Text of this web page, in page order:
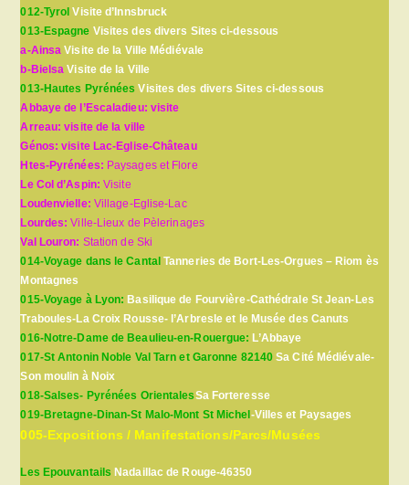
012-Tyrol Visite d’Innsbruck
013-Espagne Visites des divers Sites ci-dessous
a-Ainsa Visite de la Ville Médiévale
b-Bielsa Visite de la Ville
013-Hautes Pyrénées Visites des divers Sites ci-dessous
Abbaye de l’Escaladieu: visite
Arreau: visite de la ville
Génos: visite Lac-Eglise-Château
Htes-Pyrénées: Paysages et Flore
Le Col d’Aspin:Visite
Loudenvielle: Village-Eglise-Lac
Lourdes:Ville-Lieux de Pèlerinages
Val Louron: Station de Ski
014-Voyage dans le CantalTanneries de Bort-Les-Orgues – Riom ès
Montagnes
015-Voyage à Lyon: Basilique de Fourvière-Cathédrale St Jean-Les
Traboules-La Croix Rousse- l’Arbresle et le Musée des Canuts
016-Notre-Dame de Beaulieu-en-Rouergue:L’Abbaye
017-St Antonin Noble Val Tarn et Garonne 82140 Sa Cité Médiévale-
Son moulin à Noix
018-Salses- Pyrénées OrientalesSa Forteresse
019-Bretagne-Dinan-St Malo-Mont St Michel-Villes et Paysages
005-Expositions / Manifestations/Parcs/Musées
Les Epouvantails Nadaillac de Rouge-46350